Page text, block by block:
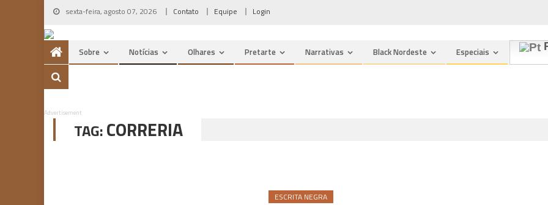
Skip
content
sexta-feira, agosto 07, 2026 Contato Equipe Login
Sobre Notícias Olhares Pretarte Narrativas Black Nordeste Especiais
Advertisement
TAG:CORRERIA
ESCRITA NEGRA